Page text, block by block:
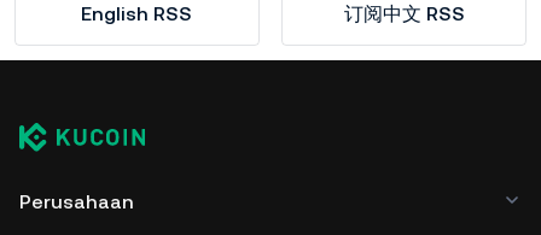
English RSS 订阅中文 RSS
Perusahaan